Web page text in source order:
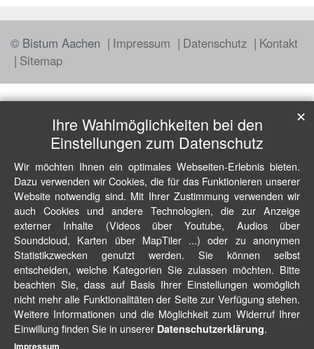
© Bistum Aachen Impressum Datenschutz
Kontakt
Sitemap
Ihre Wahlmöglichkeiten bei den
Einstellungen zum Datenschutz
Wir möchten Ihnen ein optimales Webseiten-Erlebnis bieten.
Dazu verwenden wir Cookies, die für das Funktionieren unserer
Website notwendig sind. Mit Ihrer Zustimmung verwenden wir
auch Cookies und andere Technologien, die zur Anzeige
externer Inhalte (Videos über Youtube, Audios über
Soundcloud, Karten über MapTiler ...) oder zu anonymen
Statistikzwecken genutzt werden. Sie können selbst
entscheiden, welche Kategorien Sie zulassen möchten. Bitte
beachten Sie, dass auf Basis Ihrer Einstellungen womöglich
nicht mehr alle Funktionalitäten der Seite zur Verfügung stehen.
Weitere Informationen und die Möglichkeit zum Widerruf Ihrer
Einwillung finden Sie in unserer Datenschutzerklärung.
✕
Impressum